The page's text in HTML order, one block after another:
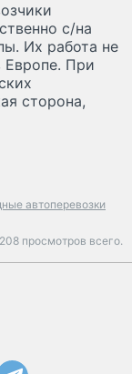
с/на
Их работа не
Европе. При
сторона,
автоперевозки
208 просмотров всего.